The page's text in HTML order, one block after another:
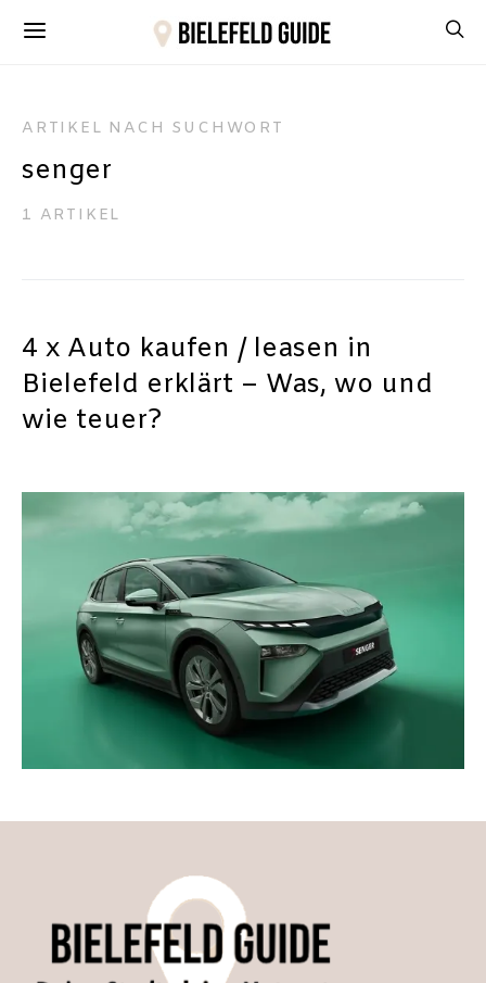
ARTIKEL NACH SUCHWORT
senger
1 ARTIKEL
4 x Auto kaufen / leasen in
Bielefeld erklärt – Was, wo und
wie teuer?